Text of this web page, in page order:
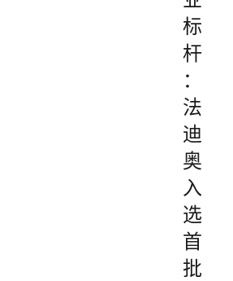
标
杆
：
法
迪
奥
入
选
首
批